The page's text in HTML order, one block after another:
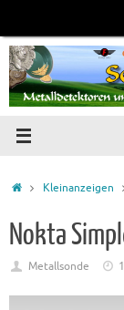
springen
Startseite
Kleinanzeigen
Nokta
Metallsonde